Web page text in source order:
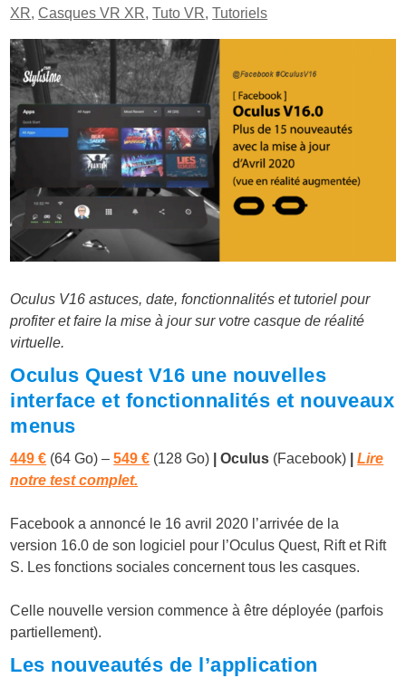
XR,Casques VR XR,Tuto VR,Tutoriels
Oculus V16 astuces, date, fonctionnalités et tutoriel pour
profiter et faire la mise à jour sur votre casque de réalité
virtuelle.
Oculus Quest V16 une nouvelles
interface et fonctionnalités et nouveaux
menus
449 € (64 Go) –549 € (128 Go) | Oculus (Facebook)
Lire
notre test complet.
Facebook a annoncé le 16 avril 2020 l’arrivée de la
version 16.0 de son logiciel pour l’Oculus Quest, Rift et Rift
S. Les fonctions sociales concernent tous les casques.
Celle nouvelle version commence à être déployée (parfois
partiellement).
Les nouveautés de l’application